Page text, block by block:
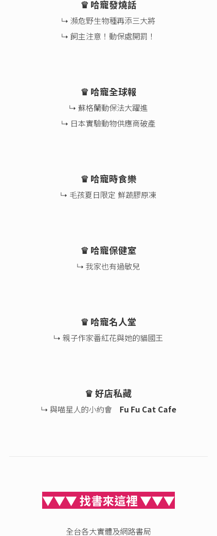
♛ 哈寵發燒話
↳ 瀕危野生物種再添三大將
↳ 飼主注意！動保處開罰！
♛ 哈寵全球報
↳ 蘇格蘭動保法大躍進
↳ 日本實驗動物供應商破產
♛ 哈寵時食樂
↳ 毛孩夏日限定 鮮蔬膠原凍
♛ 哈寵保健室
↳ 我家也有過敏兒
♛ 哈寵名人堂
↳ 親子作家番紅花與她的貓國王
♛ 好店私藏
↳ 與喵星人的小約會 Fu Fu Cat Cafe
▼▼▼ 找書來這裡 ▼▼▼
全台各大實體及網路書局